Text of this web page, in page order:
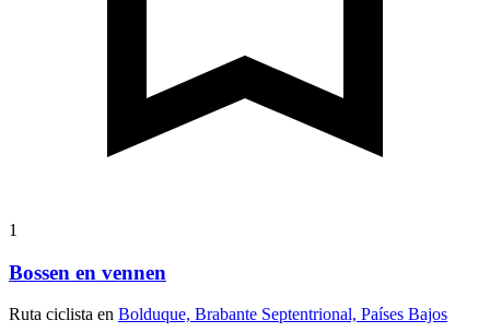
1
Bossen en vennen
Ruta ciclista en Bolduque, Brabante Septentrional, Países Bajos